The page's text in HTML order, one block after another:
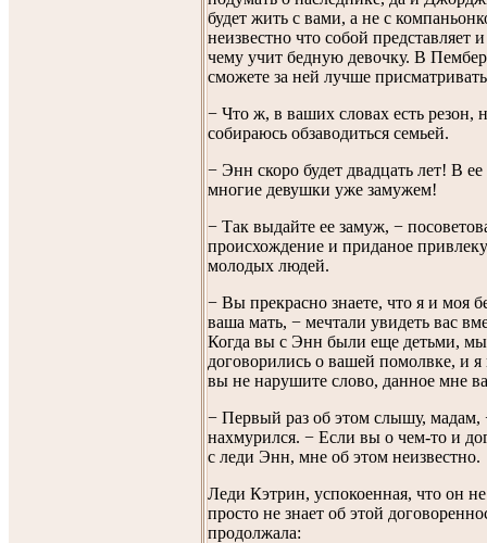
будет жить с вами, а не с
неизвестно что собой представляет
чему учит бедную девочку. В
сможете за ней лучше
− Что ж, в ваших словах есть резон,
собираюсь обзаводиться семьей.
− Энн скоро будет двадцать лет! В ее
многие девушки уже замужем!
− Так выдайте ее замуж, −
происхождение и приданое
молодых людей.
− Вы прекрасно знаете, что я и моя
ваша мать, − мечтали увидеть вас
Когда вы с Энн были еще детьми, мы
договорились о вашей помолвке, и
вы не нарушите слово, данное мне
− Первый раз об этом слышу, мадам,
нахмурился. − Если вы о чем-то и
с леди Энн, мне об этом неизвестно.
Леди Кэтрин, успокоенная, что он не
просто не знает об этой
продолжала: